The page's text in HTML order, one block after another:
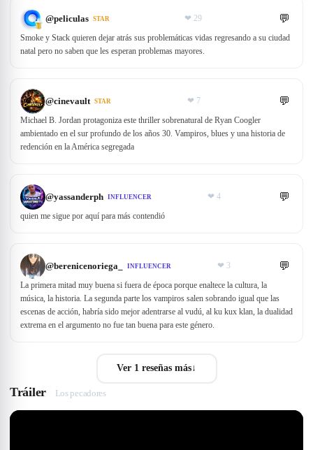
@peliculas STAR ❤ 29 💬
Smoke y Stack quieren dejar atrás sus problemáticas vidas regresando a su ciudad
natal pero no saben que les esperan problemas mayores.
@cinevault STAR ❤ 7 💬
Michael B. Jordan protagoniza este thriller sobrenatural de Ryan Coogler
ambientado en el sur profundo de los años 30. Vampiros, blues y una historia de
redención en la América segregada
@yassanderph INFLUENCER ❤ 4 💬
quien me sigue por aquí para más contendió
@berenicenoriega_ INFLUENCER ❤ 3 💬
La primera mitad muy buena si fuera de época porque enaltece la cultura, la
música, la historia. La segunda parte los vampiros salen sobrando igual que las
escenas de acción, habría sido mejor adentrarse al vudú, al ku kux klan, la dualidad
extrema en el argumento no fue tan buena para este género.
Ver 1 reseñas más↓
Tráiler Los pecadores